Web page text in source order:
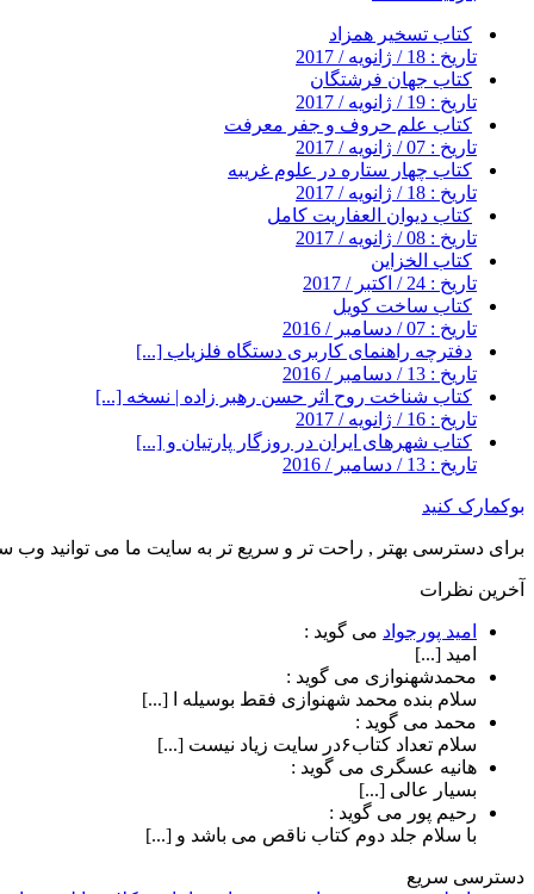
کتاب تسخیر همزاد
تاریخ : 18 / ژانویه / 2017
کتاب جهان فرشتگان
تاریخ : 19 / ژانویه / 2017
کتاب علم حروف و جفر معرفت
تاریخ : 07 / ژانویه / 2017
کتاب چهار ستاره در علوم غریبه
تاریخ : 18 / ژانویه / 2017
کتاب دیوان العفاریت کامل
تاریخ : 08 / ژانویه / 2017
کتاب الخزاین
تاریخ : 24 / اکتبر / 2017
کتاب ساخت کویل
تاریخ : 07 / دسامبر / 2016
دفترچه راهنمای کاربری دستگاه فلزیاب [...]
تاریخ : 13 / دسامبر / 2016
کتاب شناخت روح اثر حسن رهبر زاده | نسخه [...]
تاریخ : 16 / ژانویه / 2017
کتاب شهرهای ایران در روزگار پارتیان و [...]
تاریخ : 13 / دسامبر / 2016
بوکمارک کنید
برای دسترسی بهتر , راحت تر و سریع تر به سایت ما می توانید وب
آخرین نظرات
امید پورجواد می گوید :
امید [...]
محمدشهنوازی می گوید :
سلام بنده محمد شهنوازی فقط بوسیله ا [...]
محمد می گوید :
سلام تعداد کتاب۶در سایت زیاد نیست [...]
هانیه عسگری می گوید :
بسیار عالی [...]
رحیم پور می گوید :
با سلام جلد دوم کتاب ناقص می باشد و [...]
دسترسی سریع